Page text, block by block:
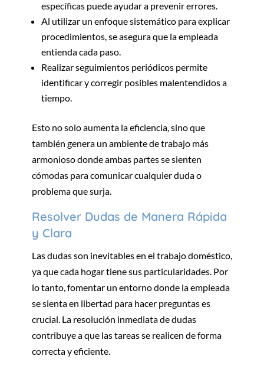
específicas puede ayudar a prevenir errores.
Al utilizar un enfoque sistemático para explicar
procedimientos, se asegura que la empleada
entienda cada paso.
Realizar seguimientos periódicos permite
identificar y corregir posibles malentendidos a
tiempo.
Esto no solo aumenta la eficiencia, sino que
también genera un ambiente de trabajo más
armonioso donde ambas partes se sienten
cómodas para comunicar cualquier duda o
problema que surja.
Resolver Dudas de Manera Rápida
y Clara
Las dudas son inevitables en el trabajo doméstico,
ya que cada hogar tiene sus particularidades. Por
lo tanto, fomentar un entorno donde la empleada
se sienta en libertad para hacer preguntas es
crucial. La resolución inmediata de dudas
contribuye a que las tareas se realicen de forma
correcta y eficiente.